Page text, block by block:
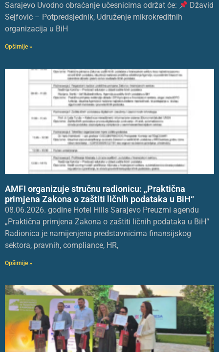
Sarajevo Uvodno obraćanje učesnicima održat će:
Džavid
Sejfović – Potpredsjednik, Udruženje mikrokreditnih
organizacija u BiH
Opširnije »
AMFI organizuje stručnu radionicu: „Praktična
primjena Zakona o zaštiti ličnih podataka u BiH“
08.06.2026. godine Hotel Hills Sarajevo Preuzmi agendu
„Praktična primjena Zakona o zaštiti ličnih podataka u BiH“
Radionica je namijenjena predstavnicima finansijskog
sektora, pravnih, compliance, HR,
Opširnije »